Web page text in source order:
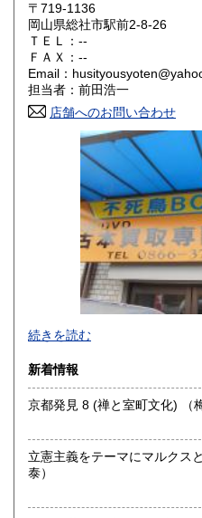
大阪府 300円
奈良県
鳥取県
300円
300円
300円
300円
300円
熊本県
宮崎県
沖縄県 300円
〒719-1136
岡山県総社市駅前2-8-26
ＴＥＬ：--
ＦＡＸ：--
Email：
担当者：前田浩一
店舗へのお問い合わせ
不死鳥BOOKSでは、書籍だ
ゲーム、おもちゃ、骨董品ま
にお問い合わせください。出
沿線名：伯備線・桃太郎線(吉
営業時間：9時から17時
定休日：年中無休
続きを読む
新着情報
京都発
立憲主義をテーマにマルクスとエ
泰）